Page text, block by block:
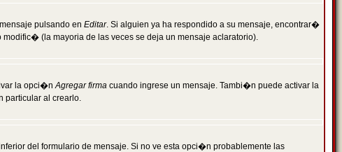
pulsando en Editar. Si alguien ya ha respondido a su mensaje, encontrar�
(la mayoria de las veces se deja un mensaje aclaratorio).
la opci�nAgregar firma cuando ingrese un mensaje. Tambi�n puede activar la
particular al crearlo.
del formulario de mensaje. Si no ve esta opci�n probablemente las